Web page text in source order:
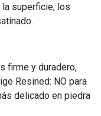
superficie; los
firme y duradero,
Resined: NO para
delicado en piedra